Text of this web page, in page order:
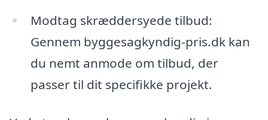
Modtag skræddersyede tilbud:
Gennem byggesagkyndig-pris.dk kan
du nemt anmode om tilbud, der
passer til dit specifikke projekt.